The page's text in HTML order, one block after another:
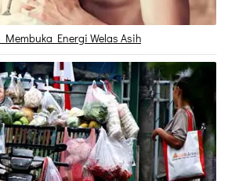
Energi Welas Asih